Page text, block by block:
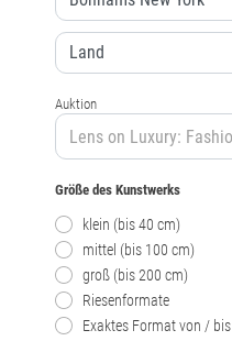
Auktion
Größe des Kunstwerks
klein (bis 40 cm)
mittel (bis 100 cm)
groß (bis 200 cm)
Riesenformate
Exaktes Format von / bis